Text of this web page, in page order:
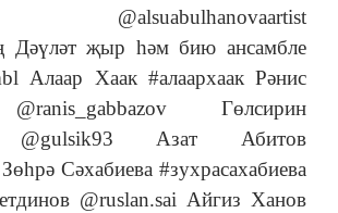
@alsuabulhanovaartist
Дәүләт җыр һәм бию ансамбле
Алаар Хаак #алаархаак Рәнис
Гөлсирин
@gulsik93 Азат Абитов
Сәхабиева #зухрасахабиева
@ruslan.sai Айгиз Ханов